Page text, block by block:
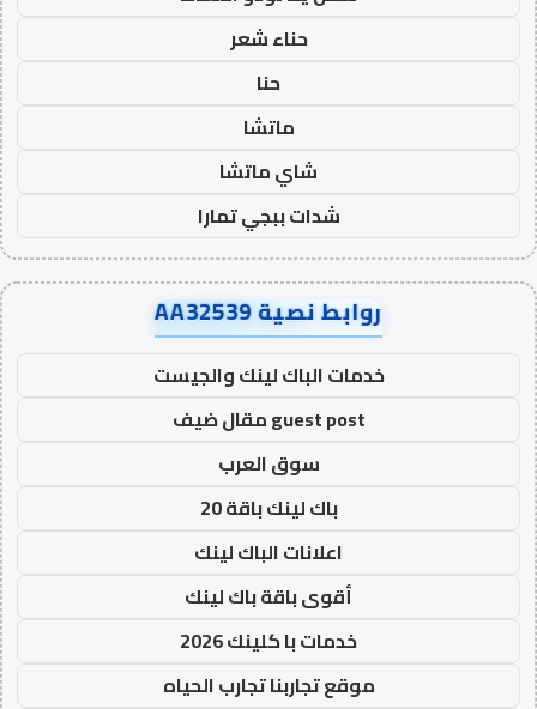
حناء شعر
حنا
ماتشا
شاي ماتشا
شدات ببجي تمارا
روابط نصية AA32539
خدمات الباك لينك والجيست
guest post مقال ضيف
سوق العرب
باك لينك باقة 20
اعلانات الباك لينك
أقوى باقة باك لينك
خدمات با كلينك 2026
موقع تجاربنا تجارب الحياه